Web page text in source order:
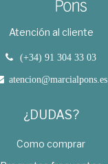
Atención al cliente
(+34) 91 304 33 03
atencion@marcialpons.es
¿DUDAS?
Como comprar